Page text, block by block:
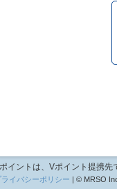
イントは、Vポイント提携先
ライバシーポリシー | © MRSO